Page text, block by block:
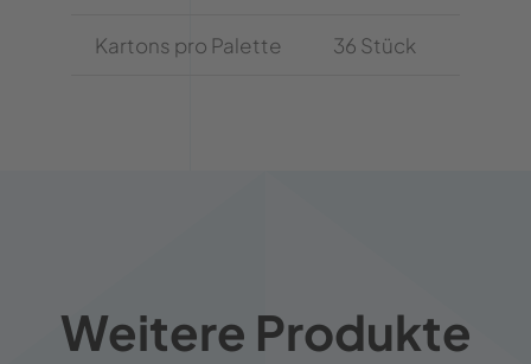
Kartons pro Palette 36 Stück
Weitere Produkte